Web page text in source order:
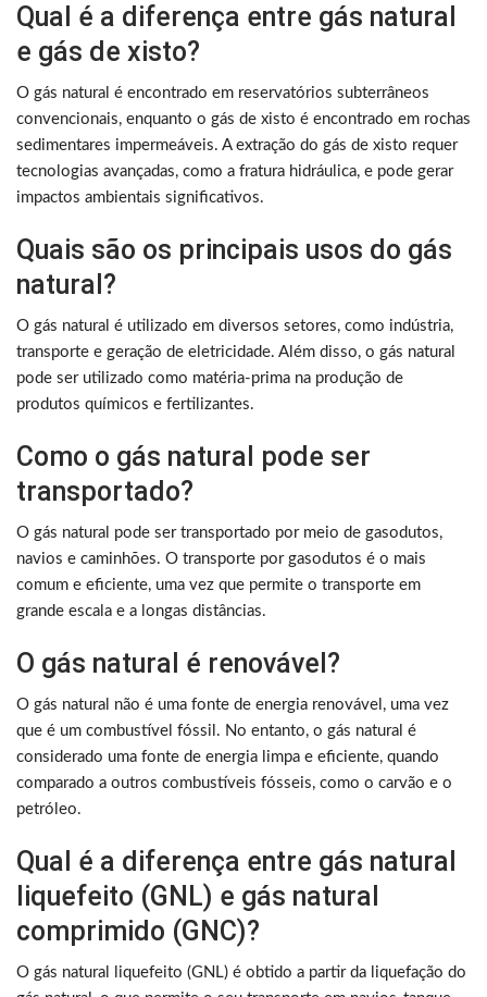
Qual é a diferença entre gás natural
e gás de xisto?
O gás natural é encontrado em reservatórios subterrâneos
convencionais, enquanto o gás de xisto é encontrado em rochas
sedimentares impermeáveis. A extração do gás de xisto requer
tecnologias avançadas, como a fratura hidráulica, e pode gerar
impactos ambientais significativos.
Quais são os principais usos do gás
natural?
O gás natural é utilizado em diversos setores, como indústria,
transporte e geração de eletricidade. Além disso, o gás natural
pode ser utilizado como matéria-prima na produção de
produtos químicos e fertilizantes.
Como o gás natural pode ser
transportado?
O gás natural pode ser transportado por meio de gasodutos,
navios e caminhões. O transporte por gasodutos é o mais
comum e eficiente, uma vez que permite o transporte em
grande escala e a longas distâncias.
O gás natural é renovável?
O gás natural não é uma fonte de energia renovável, uma vez
que é um combustível fóssil. No entanto, o gás natural é
considerado uma fonte de energia limpa e eficiente, quando
comparado a outros combustíveis fósseis, como o carvão e o
petróleo.
Qual é a diferença entre gás natural
liquefeito (GNL) e gás natural
comprimido (GNC)?
O gás natural liquefeito (GNL) é obtido a partir da liquefação do